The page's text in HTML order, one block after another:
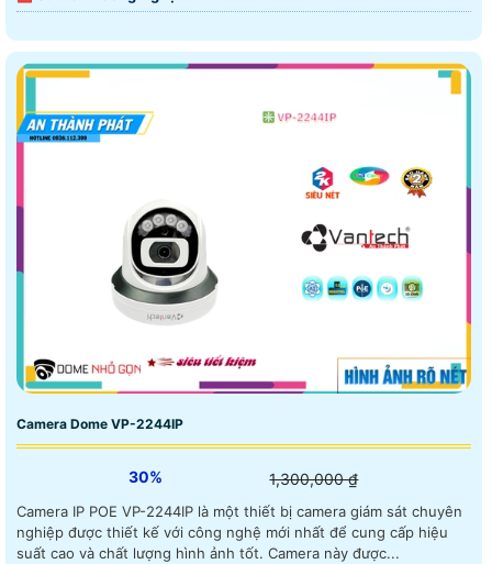
Camera Dome VP-2244IP
30% 1,300,000 ₫
Camera IP POE VP-2244IP là một thiết bị camera giám sát chuyên
nghiệp được thiết kế với công nghệ mới nhất để cung cấp hiệu
suất cao và chất lượng hình ảnh tốt. Camera này được...